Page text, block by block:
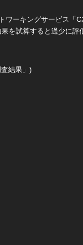
ーキングサービス「
を試算すると過少に評
結果」)